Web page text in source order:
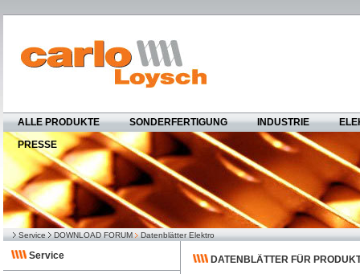
ALLE PRODUKTE SONDERFERTIGUNG INDUSTRIE
PRESSE
Service DOWNLOAD FORUM Datenblätter Elektro
Service
DATENBLÄTTER FÜR